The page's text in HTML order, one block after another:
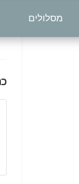
מסלולים